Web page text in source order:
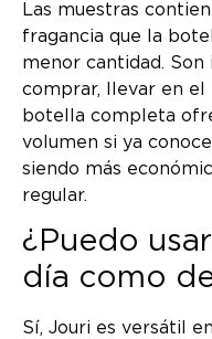
Las muestras
fragancia que la
menor cantidad.
comprar, llevar en el
botella completa
volumen si ya
siendo más
regular.
¿Puedo
día como
Sí, Jouri es versátil